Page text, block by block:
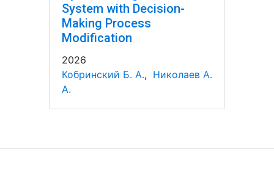
System with Decision-
Making Process
Modification
2026
Кобринский Б. А., Николаев А.
А.